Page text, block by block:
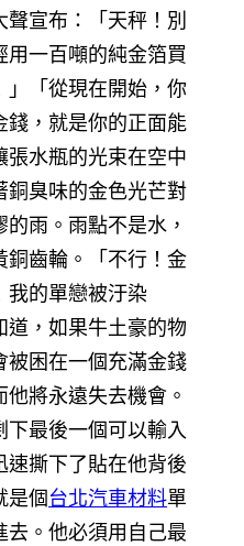
宣布：「天秤！別
一百噸的純金箔買
」「從現在開始，你
錢，就是你的正面能
張水瓶的光束在空中
銅臭味的金色光芒對
雨。雨點不是水，
銅齒輪。「不行！金
我的單戀被汙染
道，如果牛土豪的物
被困在一個充滿金錢
將永遠失去機會。
下最後一個可以輸入
速撕下了貼在他背後
是個台北汽車材料單
。他必須用自己最